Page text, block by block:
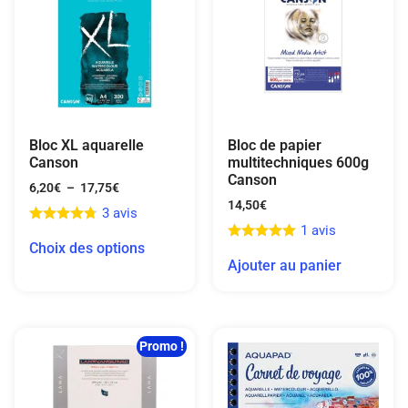
Bloc XL aquarelle
Canson
6,20€ – 17,75€
3 avis
Choix des options
Bloc de papier
multitechniques 600g
Canson
14,50€
1 avis
Ajouter au panier
Promo !